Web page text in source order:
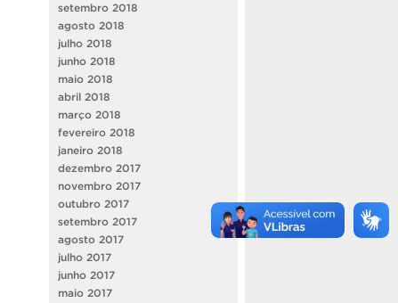
setembro 2018
agosto 2018
julho 2018
junho 2018
maio 2018
abril 2018
março 2018
fevereiro 2018
janeiro 2018
dezembro 2017
novembro 2017
outubro 2017
setembro 2017
agosto 2017
julho 2017
junho 2017
maio 2017